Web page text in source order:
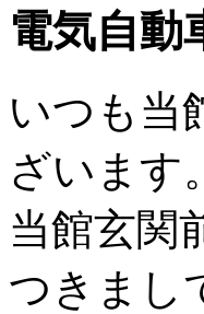
電気自動
いつも当
ざいます。
当館玄関
つきまし